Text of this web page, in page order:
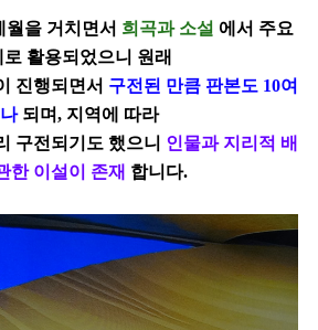
월을 거치면서 희곡과 소설 에서 주요
로 활용되었으니 원래
진행되면서 구전된 만큼 판본도 10여
되며, 지역에 따라
구전되기도 했으니 인물과 지리적 배
한 이설이 존재 합니다.